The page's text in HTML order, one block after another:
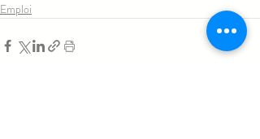
Emploi